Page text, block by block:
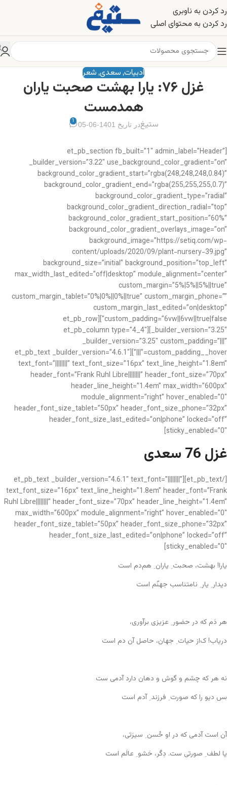
رد کردن به ناوبری
رد کردن به محتوای اصلی
ادبیات, سعدی, شعر
غزل ۷۶: یارا بهشت صحبت یاران
همدمست
ستیغدر تاریخ 1401-06-05 1
[et_pb_section fb_built=”1″ admin_label=”Header”
_builder_version=”3.22″ use_background_color_gradient=”on”
background_color_gradient_start=”rgba(248,248,248,0.84)”
background_color_gradient_end=”rgba(255,255,255,0.7)”
background_color_gradient_type=”radial”
background_color_gradient_direction_radial=”top”
background_color_gradient_start_position=”60%”
background_color_gradient_overlays_image=”on”
background_image=”https://setiq.com/wp-
content/uploads/2020/09/plant-nursery-39.jpg”
background_size=”initial” background_position=”top_left”
max_width_last_edited=”off|desktop” module_alignment=”center”
custom_margin=”5%|5%||5%||true”
custom_margin_tablet=”0%|0%||0%||true” custom_margin_phone=””
custom_margin_last_edited=”on|desktop”
custom_padding=”6vw||6vw||true|false”][et_pb_row
_builder_version=”3.25″][et_pb_column type=”4_4″
_builder_version=”3.25″ custom_padding=”|||”
custom_padding__hover=”|||”][et_pb_text _builder_version=”4.6.1″
text_font=”||||||||” text_font_size=”16px” text_line_height=”1.8em”
header_font=”Frank Ruhl Libre||||||||” header_font_size=”70px”
header_line_height=”1.4em” max_width=”600px”
module_alignment=”right” hover_enabled=”0″
header_font_size_tablet=”50px” header_font_size_phone=”32px”
header_font_size_last_edited=”on|phone” locked=”off”
sticky_enabled=”0″]
غزل 76 سعدی
[/et_pb_text][et_pb_text _builder_version=”4.6.1″ text_font=”||||||||”
text_font_size=”16px” text_line_height=”1.8em” header_font=”Frank
Ruhl Libre||||||||” header_font_size=”70px” header_line_height=”1.4em”
max_width=”600px” module_alignment=”right” hover_enabled=”0″
header_font_size_tablet=”50px” header_font_size_phone=”32px”
header_font_size_last_edited=”on|phone” locked=”off”
sticky_enabled=”0″]
یارا! بهشت، صحبت ِ یاران ِ هم‌دم است
دیدار ِ یار ِ نامتناسب جهنّم است
هر دَم که در حضور ِ عزیزی برآوری،
دریاب! ک‌از حیات ِ جهان، حاصل آن دم است
نه هر که چشم و گوش و دهان دارد آدمی ست
بس دیو را که صورت ِ فرزند ِ آدم است
آن است آدمی که در او حُسن ِ سیرَتی،
یا لطف ِ صورتی ست. دِگَر، حَشو ِ عالَم است